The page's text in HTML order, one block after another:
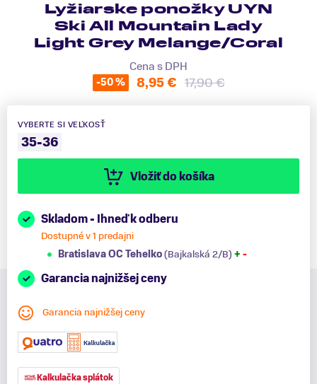
Lyžiarske ponožky UYN
Ski All Mountain Lady
Light Grey Melange/Coral
Cena s DPH
-50 % 8,95 € 17,90 €
VYBERTE SI VEĽKOSŤ
35-36
Vložiť do košíka
Skladom - Ihneď k odberu
Dostupné v 1 predajni
Bratislava OC Tehelko(Bajkalská 2/B) + -
Garancia najnižšej ceny
Garancia najnižšej ceny
Kalkulačka splátok